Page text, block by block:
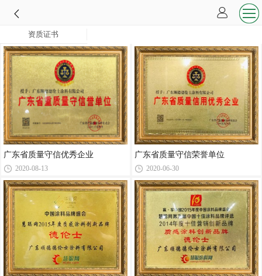
资质证书
广东省质量守信优秀企业
2020-08-13
广东省质量守信荣誉单位
2020-06-30